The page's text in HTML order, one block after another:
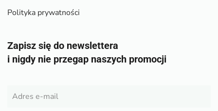
Polityka prywatności
Zapisz się do newslettera
i nigdy nie przegap naszych promocji